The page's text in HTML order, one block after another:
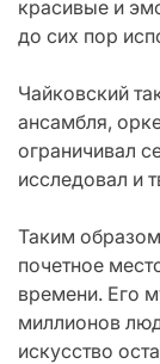
красивые и
до сих пор
Чайковский
ансамбля,
ограничивал
исследовал и
Таким
почетное
времени. Его
миллионов
искусство